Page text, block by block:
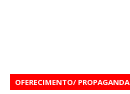
OFERECIMENTO/ PROPAGANDA